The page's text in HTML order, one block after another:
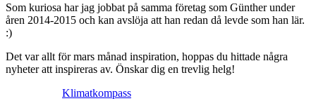
Som kuriosa har jag jobbat på samma företag som Günther under
åren 2014-2015 och kan avslöja att han redan då levde som han lär.
:)
Det var allt för mars månad inspiration, hoppas du hittade några
nyheter att inspireras av. Önskar dig en trevlig helg!
Klimatkompass